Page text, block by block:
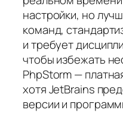
настройки, но
команд,
и требует
чтобы избежать
PhpStorm —
хотя JetBrains
версии и